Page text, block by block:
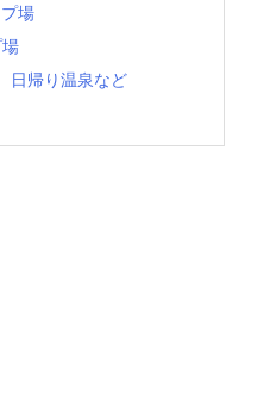
場
日帰り温泉など